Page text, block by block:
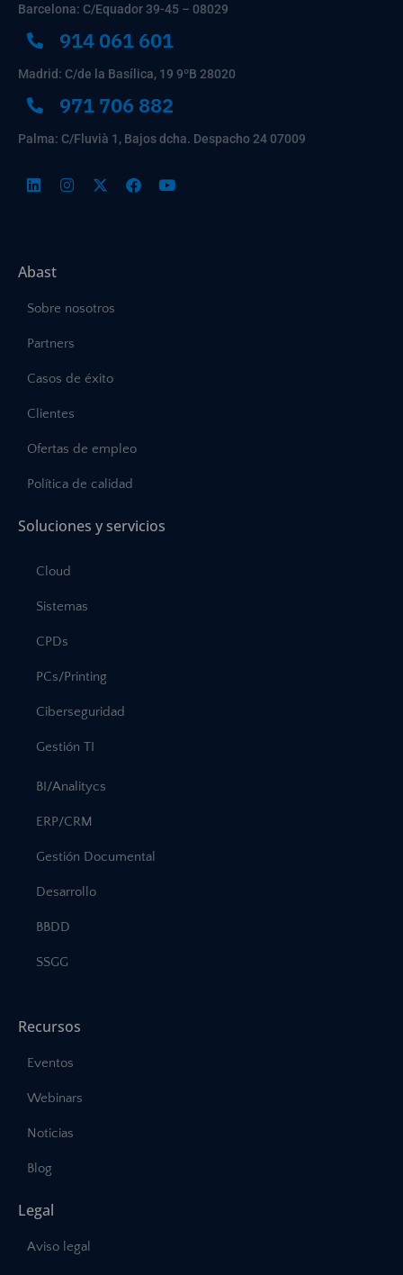
Barcelona: C/Equador 39-45 – 08029
914 061 601
Madrid: C/de la Basílica, 19 9ºB 28020
971 706 882
Palma: C/Fluvià 1, Bajos dcha. Despacho 24 07009
Abast
Sobre nosotros
Partners
Casos de éxito
Clientes
Ofertas de empleo
Política de calidad
Soluciones y servicios
Cloud
Sistemas
CPDs
PCs/Printing
Ciberseguridad
Gestión TI
BI/Analitycs
ERP/CRM
Gestión Documental
Desarrollo
BBDD
SSGG
Recursos
Eventos
Webinars
Noticias
Blog
Legal
Aviso legal